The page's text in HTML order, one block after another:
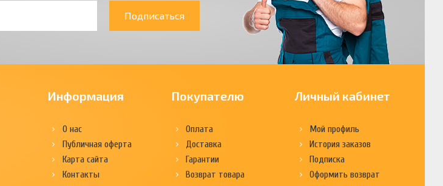
Подписаться
Информация
О нас
Публичная оферта
Карта сайта
Контакты
Покупателю
Оплата
Доставка
Гарантии
Возврат товара
Личный кабинет
Мой профиль
История заказов
Подписка
Оформить возврат